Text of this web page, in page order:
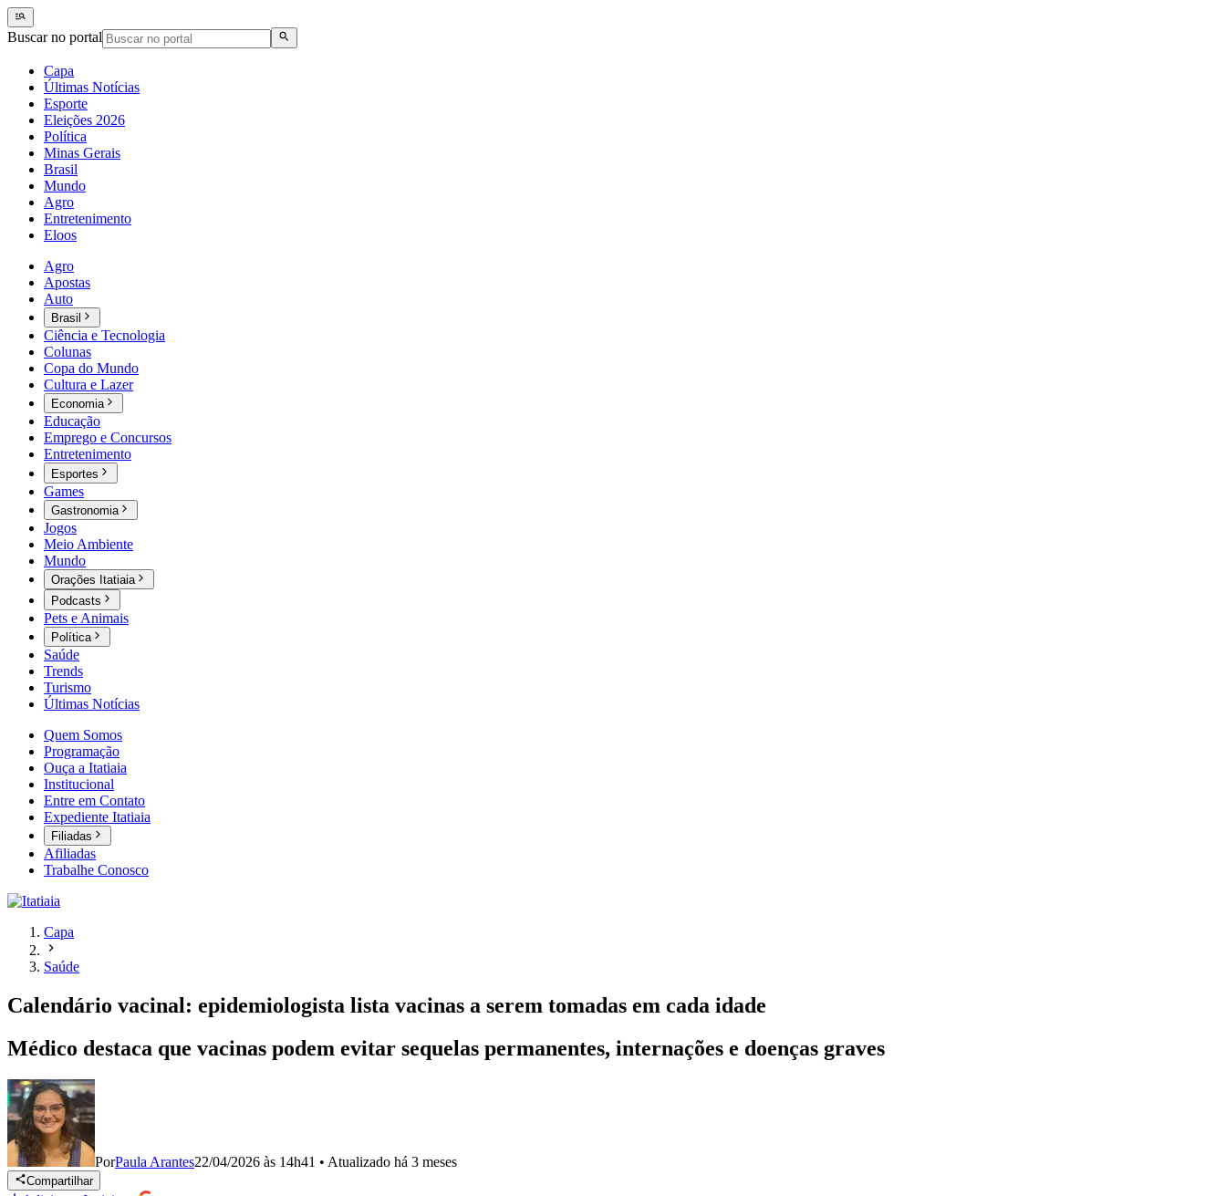
Buscar no portal
Capa
Últimas Notícias
Esporte
Eleições 2026
Política
Minas Gerais
Brasil
Mundo
Agro
Entretenimento
Eloos
Agro
Apostas
Auto
Brasil
Ciência e Tecnologia
Colunas
Copa do Mundo
Cultura e Lazer
Economia
Educação
Emprego e Concursos
Entretenimento
Esportes
Games
Gastronomia
Jogos
Meio Ambiente
Mundo
Orações Itatiaia
Podcasts
Pets e Animais
Política
Saúde
Trends
Turismo
Últimas Notícias
Quem Somos
Programação
Ouça a Itatiaia
Institucional
Entre em Contato
Expediente Itatiaia
Filiadas
Afiliadas
Trabalhe Conosco
Capa
Saúde
Calendário vacinal: epidemiologista lista vacinas a serem tomadas em cada idade
Médico destaca que vacinas podem evitar sequelas permanentes, internações e doenças graves
PorPaula Arantes22/04/2026 às 14h41 • Atualizado há 3 meses
Compartilhar